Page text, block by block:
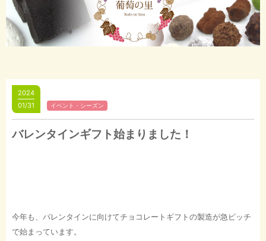
2024
01/31
イベント・シーズン
バレンタインギフト始まりました！
今年も、バレンタインに向けてチョコレートギフトの製造が急ピッチ
で始まっています。